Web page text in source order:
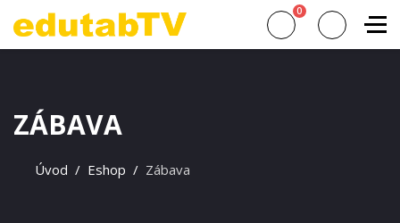
0
ZÁBAVA
Úvod Eshop Zábava